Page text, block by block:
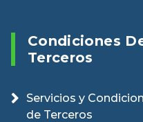
Condiciones
Terceros
Servicios y
de Terceros